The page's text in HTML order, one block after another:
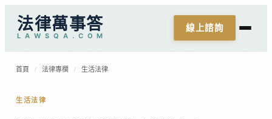
法律萬事答
L A W S Q A . C O M
線上諮詢
首頁 / 法律專欄 / 生活法律
生活法律